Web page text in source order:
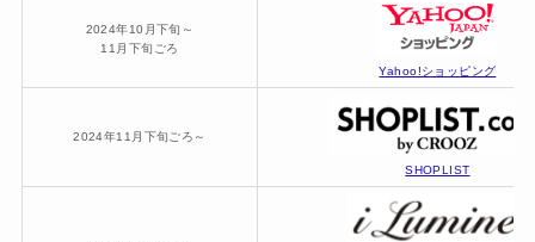
2024年10月下旬～
11月下旬ごろ
Yahoo!ショッピング
2024年11月下旬ごろ～
SHOPLIST